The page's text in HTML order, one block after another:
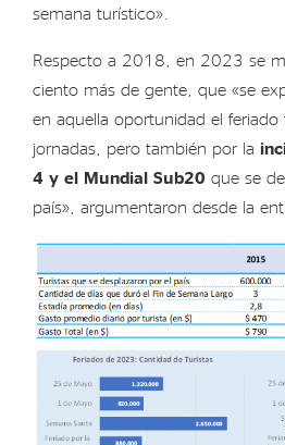
semana turístico».
Respecto a 2018, en 2023 se
ciento más de gente, que «se
en aquella oportunidad el feriado
jornadas, pero también por la
4 y el Mundial Sub20 que se
país», argumentaron desde la